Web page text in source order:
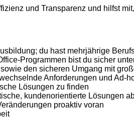
und Transparenz und hilfst
du hast mehrjährige
Programmen bist du sicher
den sicheren Umgang mit
Anforderungen und Ad-
Lösungen zu finden
kundenorientierte Lösungen
proaktiv voran